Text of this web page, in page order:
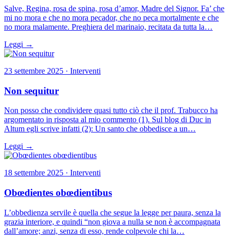
Salve, Regina, rosa de spina, rosa d’amor, Madre del Signor. Fa’ che
mi no mora e che no mora pecador, che no peca mortalmente e che
no mora malamente. Preghiera del marinaio, recitata da tutta la…
Leggi →
23 settembre 2025 · Interventi
Non sequitur
Non posso che condividere quasi tutto ciò che il prof. Trabucco ha
argomentato in risposta al mio commento (1). Sul blog di Duc in
Altum egli scrive infatti (2): Un santo che obbedisce a un…
Leggi →
18 settembre 2025 · Interventi
Obœdientes obœdientibus
L’obbedienza servile è quella che segue la legge per paura, senza la
grazia interiore, e quindi “non giova a nulla se non è accompagnata
dall’amore; anzi, senza di esso, rende colpevole chi la…